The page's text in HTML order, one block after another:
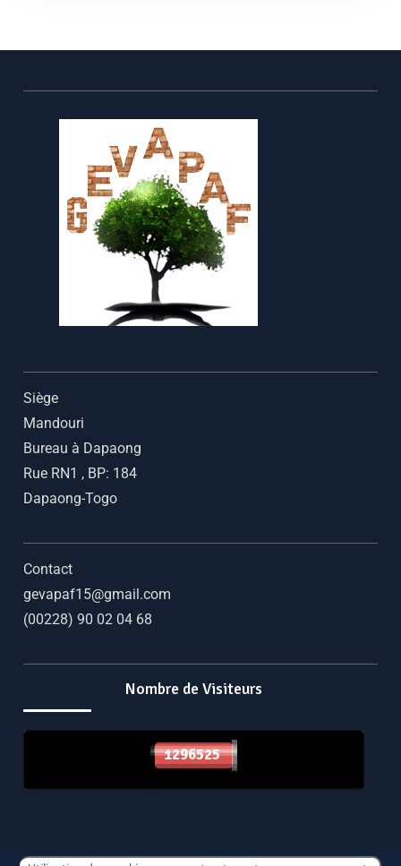
Siège
Mandouri
Bureau à Dapaong
Rue RN1 , BP: 184
Dapaong-Togo
Contact
gevapaf15@gmail.com
(00228) 90 02 04 68
Nombre de Visiteurs
1296525
1296525